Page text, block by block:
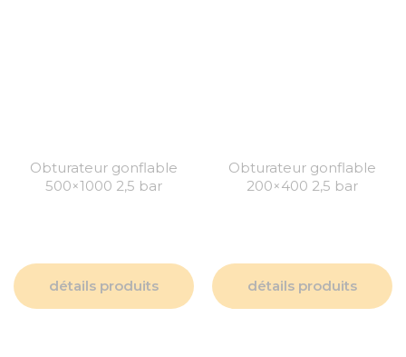
Obturateur gonflable
500×1000 2,5 bar
détails produits
Obturateur gonflable
200×400 2,5 bar
détails produits